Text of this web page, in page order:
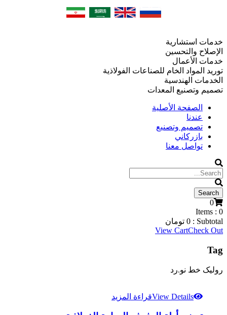
خدمات استشارية
الإصلاح والتحسين
خدمات الأعمال
توريد المواد الخام للصناعات الفولاذية
الخدمات الهندسية
تصميم وتصنيع المعدات
الصفحة الأصلية
عندنا
تصميم وتصنيع
بازركاني
تواصل معنا
0
Items : 0
Subtotal :
0 تومان
View CartCheck Out
Tag
رولیک خط نو.رد
View Detailsقراءة المزيد